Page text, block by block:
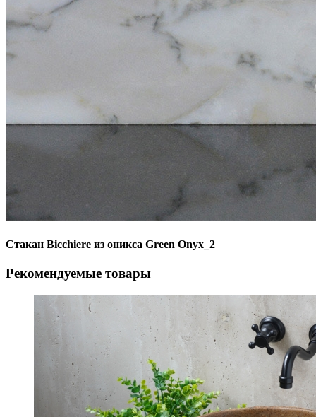
Стакан Bicchiere из оникса Green Onyx_2
Рекомендуемые товары